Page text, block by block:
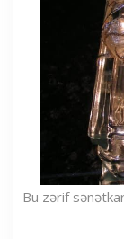
Bu zərif